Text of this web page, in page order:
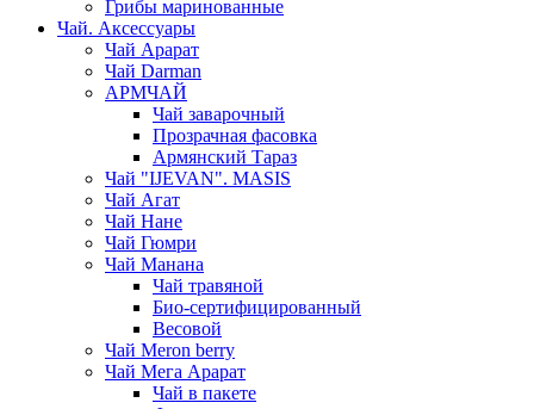
Грибы маринованные
Чай. Аксессуары
Чай Арарат
Чай Darman
АРМЧАЙ
Чай заварочный
Прозрачная фасовка
Армянский Тараз
Чай "IJEVAN". MASIS
Чай Агат
Чай Нане
Чай Гюмри
Чай Манана
Чай травяной
Био-сертифицированный
Весовой
Чай Meron berry
Чай Мега Арарат
Чай в пакете